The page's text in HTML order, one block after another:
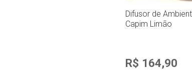
Difusor de
Capim Limão
R$ 164,90